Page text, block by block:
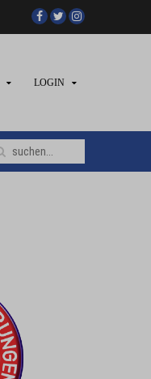
LOGIN